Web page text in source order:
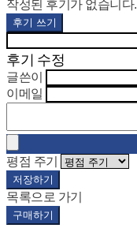
작성된 후기가 없습니다.
후기 쓰기
후기 수정
글쓴이
이메일
평점 주기
저장하기
목록으로 가기
구매하기